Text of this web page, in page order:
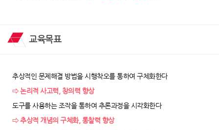
교육목표
추상적인 문제해결 방법을 시행착오를 통하여 구체화한다
⇨ 논리적 사고력, 창의력 향상
도구를 사용하는 조작을 통하여 추론과정을 시각화한다
⇨ 추상적 개념의 구체화, 통찰력 향상